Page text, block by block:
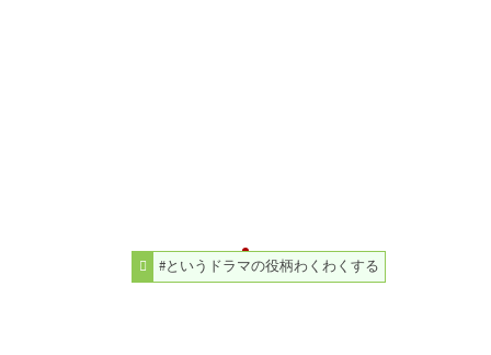
#というドラマの役柄わくわくする